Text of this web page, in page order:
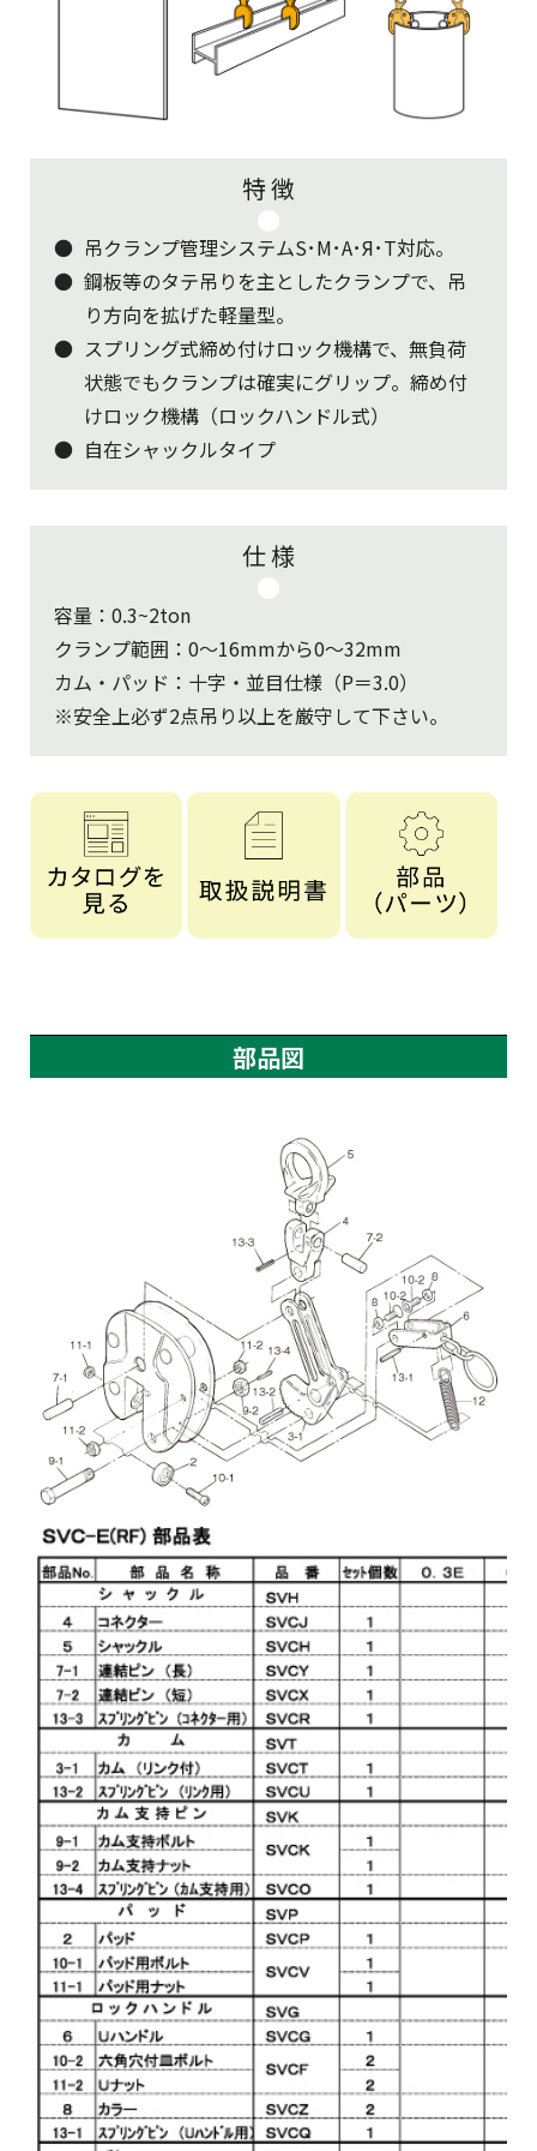
特 徴
吊クランプ管理システムS･M･A･Я･T対応。
鋼板等のタテ吊りを主としたクランプで、吊
り方向を拡げた軽量型。
スプリング式締め付けロック機構で、無負荷
状態でもクランプは確実にグリップ。締め付
けロック機構（ロックハンドル式）
自在シャックルタイプ
仕 様
容量：0.3~2ton
クランプ範囲：0～16mmから0～32mm
カム・パッド：十字・並目仕様（P＝3.0）
※安全上必ず2点吊り以上を厳守して下さい。
部品図